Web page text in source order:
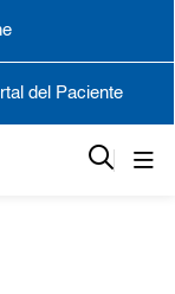
del Paciente